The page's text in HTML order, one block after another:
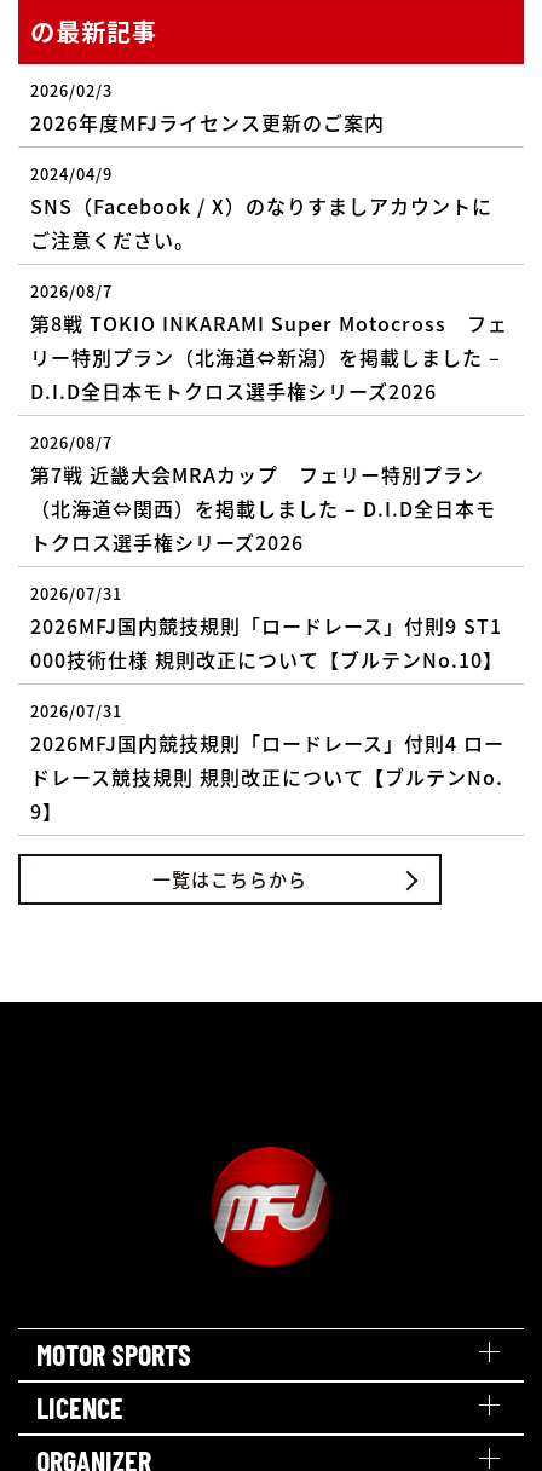
の最新記事
2026/02/3
2026年度MFJライセンス更新のご案内
2024/04/9
SNS（Facebook / X）のなりすましアカウントに
ご注意ください。
2026/08/7
第8戦 TOKIO INKARAMI Super Motocross フェ
リー特別プラン（北海道⇔新潟）を掲載しました –
D.I.D全日本モトクロス選手権シリーズ2026
2026/08/7
第7戦 近畿大会MRAカップ フェリー特別プラン
（北海道⇔関西）を掲載しました – D.I.D全日本モ
トクロス選手権シリーズ2026
2026/07/31
2026MFJ国内競技規則「ロードレース」付則9 ST1
000技術仕様 規則改正について【ブルテンNo.10】
2026/07/31
2026MFJ国内競技規則「ロードレース」付則4 ロー
ドレース競技規則 規則改正について【ブルテンNo.
9】
一覧はこちらから
MOTOR SPORTS
LICENCE
ORGANIZER